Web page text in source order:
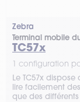
Zebra
Terminal mobile
TC57x
1 configuration
Le TC57x
lire facilement
que des